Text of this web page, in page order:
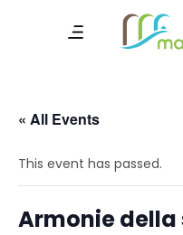
« All Events
This event has passed.
Armonie della